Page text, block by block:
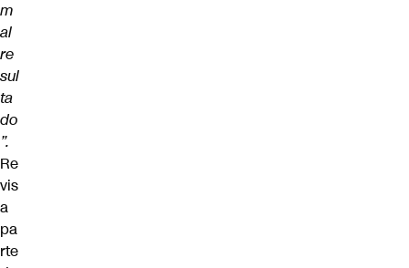
m
al
re
sul
ta
do
”.
Re
vis
a
pa
rte